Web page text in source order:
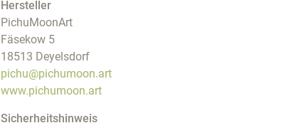
Hersteller
PichuMoonArt
Fäsekow 5
18513 Deyelsdorf
pichu@pichumoon.art
www.pichumoon.art
Sicherheitshinweis